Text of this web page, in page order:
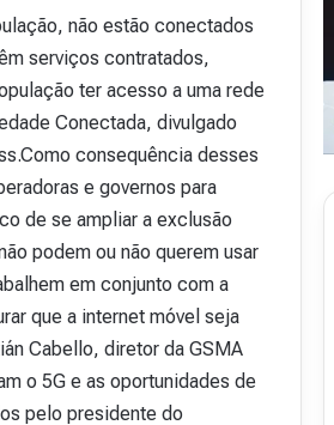
não estão conectados
serviços contratados,
ter acesso a uma rede
Conectada, divulgado
consequência desses
e governos para
de se ampliar a exclusão
podem ou não querem usar
em conjunto com a
que a internet móvel seja
Cabello, diretor da GSMA
o 5G e as oportunidades de
pelo presidente do